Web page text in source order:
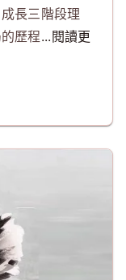
長三階段理
歷程...閱讀更